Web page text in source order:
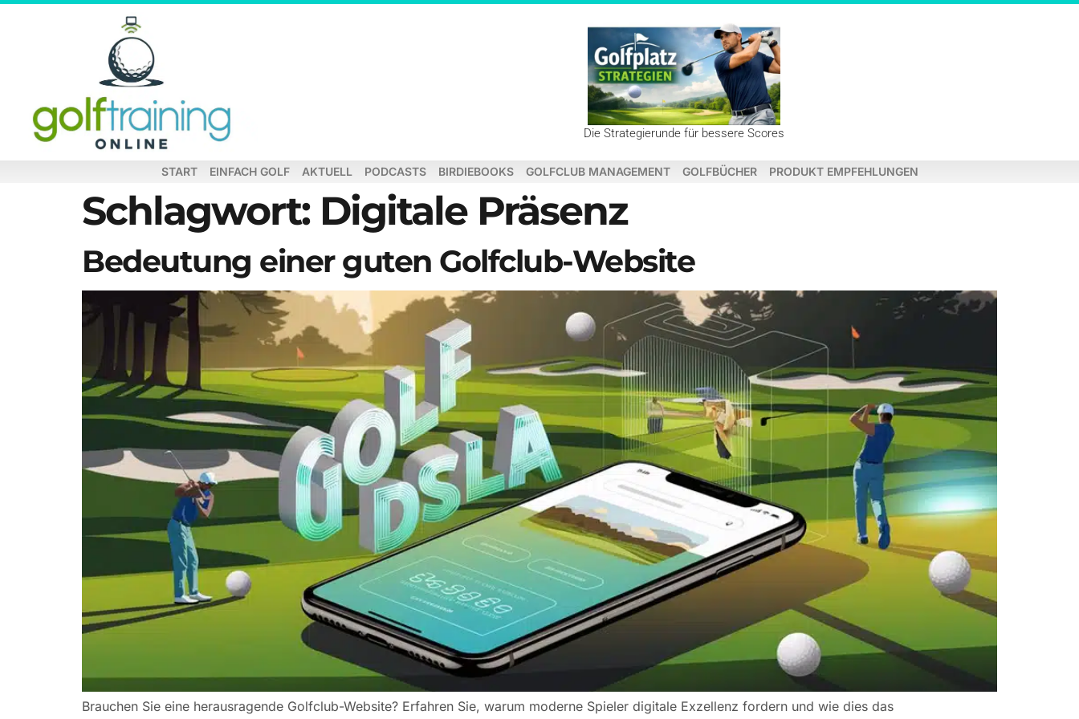
Die Strategierunde für bessere Scores
START EINFACH GOLF AKTUELL PODCASTS BIRDIEBOOKS GOLFCLUB MANAGEMENT GOLFBÜCHER PRODUKT EMPFEHLUNGEN
Schlagwort: Digitale Präsenz
Bedeutung einer guten Golfclub-Website
Brauchen Sie eine herausragende Golfclub-Website? Erfahren Sie, warum moderne Spieler digitale Exzellenz fordern und wie dies das